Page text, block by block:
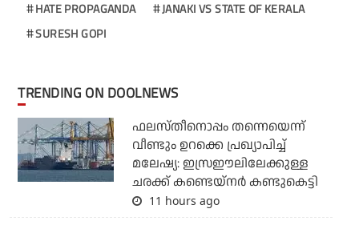
HATE PROPAGANDA
JANAKI VS STATE OF KERALA
SURESH GOPI
TRENDING ON DOOLNEWS
ഫലസ്തീനൊപ്പം തന്നെയെന്ന്
വീണ്ടും ഉറക്കെ പ്രഖ്യാപിച്ച്
മലേഷ്യ: ഇസ്രഈലിലേക്കുള്ള
ചരക്ക് കണ്ടെയ്‌നര്‍ കണ്ടുകെട്ടി
11 hours ago